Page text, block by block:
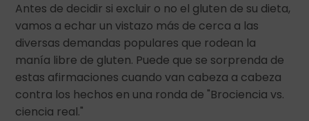
Antes de decidir si excluir o no el gluten de su dieta,
vamos a echar un vistazo más de cerca a las
diversas demandas populares que rodean la
manía libre de gluten. Puede que se sorprenda de
estas afirmaciones cuando van cabeza a cabeza
contra los hechos en una ronda de "Brociencia vs.
ciencia real."